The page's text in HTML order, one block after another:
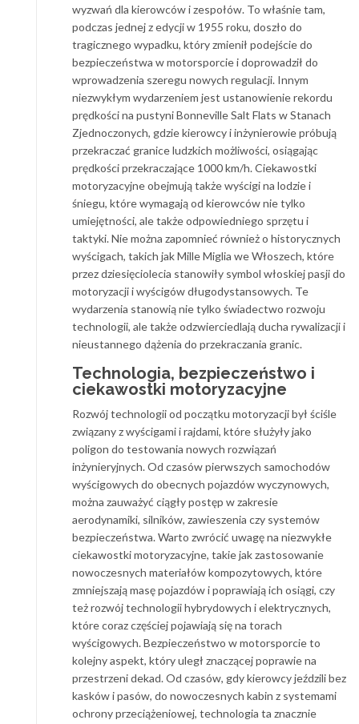
wyzwań dla kierowców i zespołów. To właśnie tam,
podczas jednej z edycji w 1955 roku, doszło do
tragicznego wypadku, który zmienił podejście do
bezpieczeństwa w motorsporcie i doprowadził do
wprowadzenia szeregu nowych regulacji. Innym
niezwykłym wydarzeniem jest ustanowienie rekordu
prędkości na pustyni Bonneville Salt Flats w Stanach
Zjednoczonych, gdzie kierowcy i inżynierowie próbują
przekraczać granice ludzkich możliwości, osiągając
prędkości przekraczające 1000 km/h. Ciekawostki
motoryzacyjne obejmują także wyścigi na lodzie i
śniegu, które wymagają od kierowców nie tylko
umiejętności, ale także odpowiedniego sprzętu i
taktyki. Nie można zapomnieć również o historycznych
wyścigach, takich jak Mille Miglia we Włoszech, które
przez dziesięciolecia stanowiły symbol włoskiej pasji do
motoryzacji i wyścigów długodystansowych. Te
wydarzenia stanowią nie tylko świadectwo rozwoju
technologii, ale także odzwierciedlają ducha rywalizacji i
nieustannego dążenia do przekraczania granic.
Technologia, bezpieczeństwo i
ciekawostki motoryzacyjne
Rozwój technologii od początku motoryzacji był ściśle
związany z wyścigami i rajdami, które służyły jako
poligon do testowania nowych rozwiązań
inżynieryjnych. Od czasów pierwszych samochodów
wyścigowych do obecnych pojazdów wyczynowych,
można zauważyć ciągły postęp w zakresie
aerodynamiki, silników, zawieszenia czy systemów
bezpieczeństwa. Warto zwrócić uwagę na niezwykłe
ciekawostki motoryzacyjne, takie jak zastosowanie
nowoczesnych materiałów kompozytowych, które
zmniejszają masę pojazdów i poprawiają ich osiągi, czy
też rozwój technologii hybrydowych i elektrycznych,
które coraz częściej pojawiają się na torach
wyścigowych. Bezpieczeństwo w motorsporcie to
kolejny aspekt, który uległ znaczącej poprawie na
przestrzeni dekad. Od czasów, gdy kierowcy jeździli bez
kasków i pasów, do nowoczesnych kabin z systemami
ochrony przeciążeniowej, technologia ta znacznie